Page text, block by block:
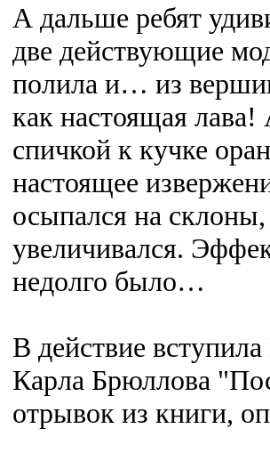
А дальше ребят
две действующие
полила и… из
как настоящая
спичкой к кучке
настоящее
осыпался на
увеличивался.
недолго было…
В действие
Карла Брюллова
отрывок из книги,